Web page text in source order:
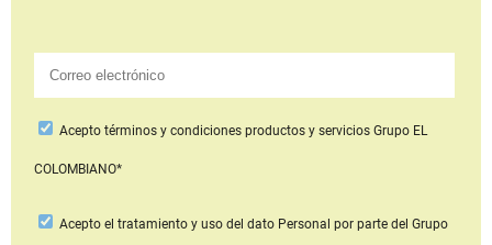
Aceptotérminos y condiciones productos y serviciosGrupo EL
COLOMBIANO*
Acepto el tratamiento y uso del dato Personal por parte del Grupo